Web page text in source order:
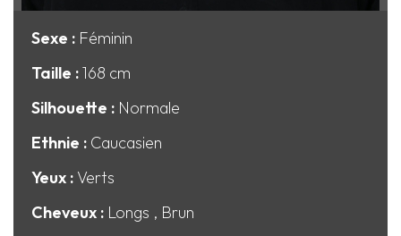
Sexe : Féminin
Taille :168 cm
Silhouette : Normale
Ethnie : Caucasien
Yeux : Verts
Cheveux : Longs , Brun